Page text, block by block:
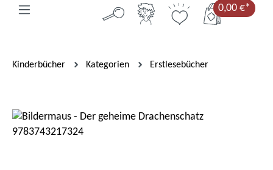
0,00 €*
Kinderbücher Kategorien Erstlesebücher
Bildergalerie überspringen